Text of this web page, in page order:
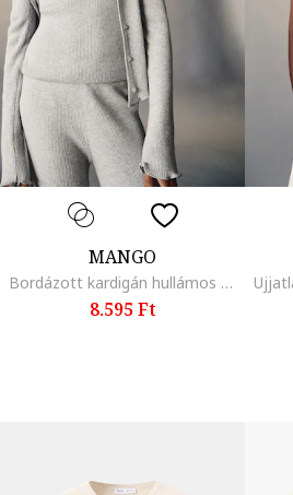
MANGO
Bordázott kardigán hullámos szegélyekkel, Melange világosszürke
8.595 Ft